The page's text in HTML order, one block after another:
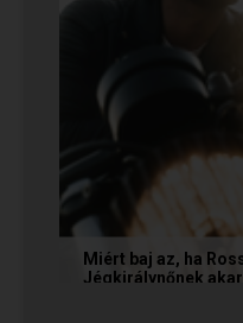
Miért baj az, ha
Jégkirálynőnek